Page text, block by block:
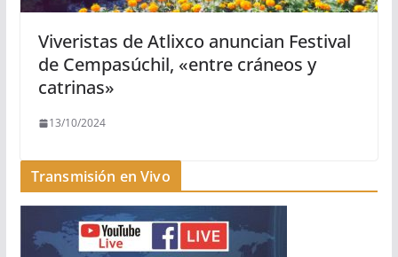
Viveristas de Atlixco anuncian Festival
de Cempasúchil, «entre cráneos y
catrinas»
13/10/2024
Transmisión en Vivo